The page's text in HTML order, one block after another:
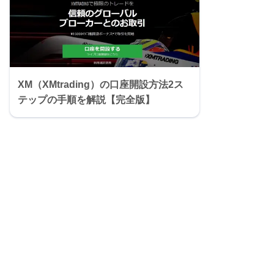
XM（XMtrading）の口座開設方法2ス
テップの手順を解説【完全版】